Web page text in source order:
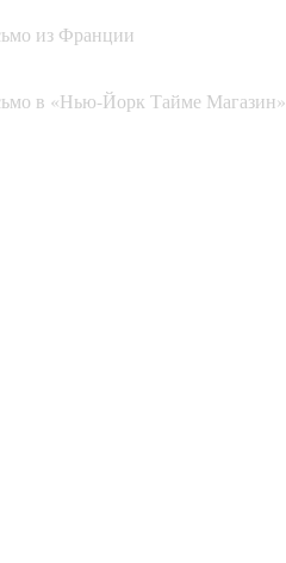
из Франции
в «Нью-Йорк Тайме Магазин»